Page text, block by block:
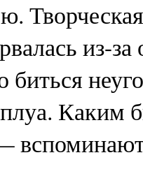
из-
биться
Каким
вспоминают